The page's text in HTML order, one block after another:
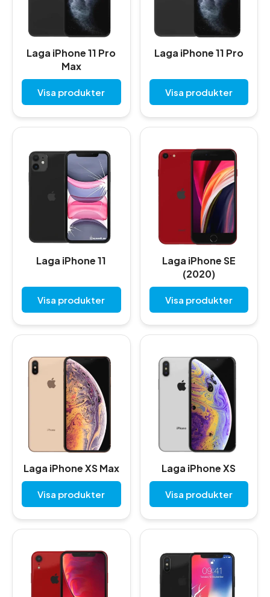
Laga iPhone 11 Pro
Max
Visa produkter
Laga iPhone 11 Pro
Visa produkter
Laga iPhone 11
Visa produkter
Laga iPhone SE
(2020)
Visa produkter
Laga iPhone XS Max
Visa produkter
Laga iPhone XS
Visa produkter